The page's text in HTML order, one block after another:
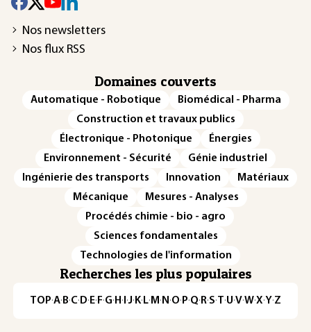
Nos newsletters
Nos flux RSS
Domaines couverts
Automatique - Robotique
Biomédical - Pharma
Construction et travaux publics
Électronique - Photonique
Énergies
Environnement - Sécurité
Génie industriel
Ingénierie des transports
Innovation
Matériaux
Mécanique
Mesures - Analyses
Procédés chimie - bio - agro
Sciences fondamentales
Technologies de l'information
Recherches les plus populaires
TOP·A·B·C· D· E· F·G· H · ·J· K· L· M · N ·O· P·Q· R·S·T·U·V·W·X·Y·Z